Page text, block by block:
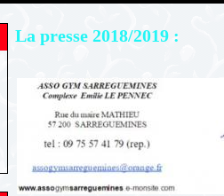
La presse 2018/2019 :